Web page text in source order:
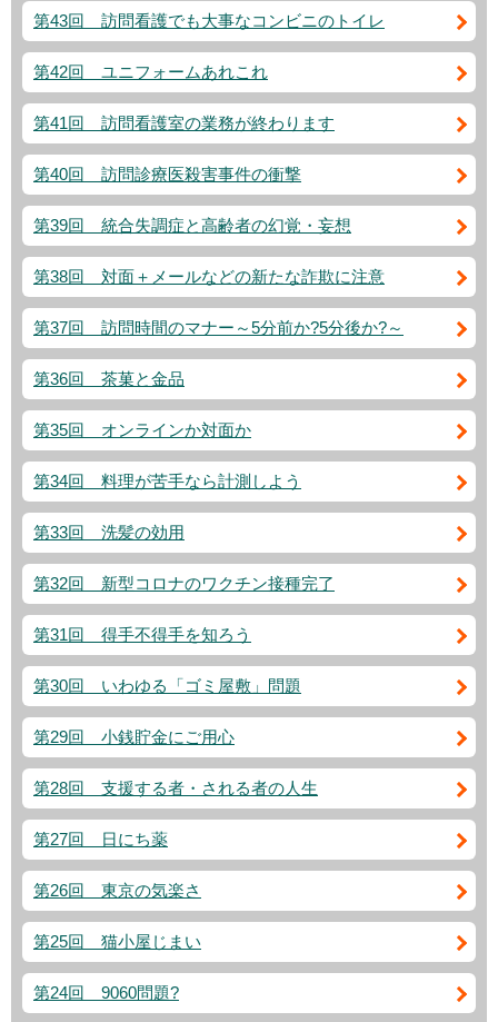
第43回 訪問看護でも大事なコンビニのトイレ
第42回 ユニフォームあれこれ
第41回 訪問看護室の業務が終わります
第40回 訪問診療医殺害事件の衝撃
第39回 統合失調症と高齢者の幻覚・妄想
第38回 対面＋メールなどの新たな詐欺に注意
第37回 訪問時間のマナー～5分前か?5分後か?～
第36回 茶菓と金品
第35回 オンラインか対面か
第34回 料理が苦手なら計測しよう
第33回 洗髪の効用
第32回 新型コロナのワクチン接種完了
第31回 得手不得手を知ろう
第30回 いわゆる「ゴミ屋敷」問題
第29回 小銭貯金にご用心
第28回 支援する者・される者の人生
第27回 日にち薬
第26回 東京の気楽さ
第25回 猫小屋じまい
第24回 9060問題?